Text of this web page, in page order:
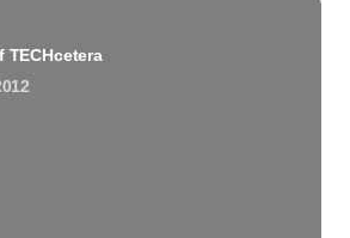
TECHcetera